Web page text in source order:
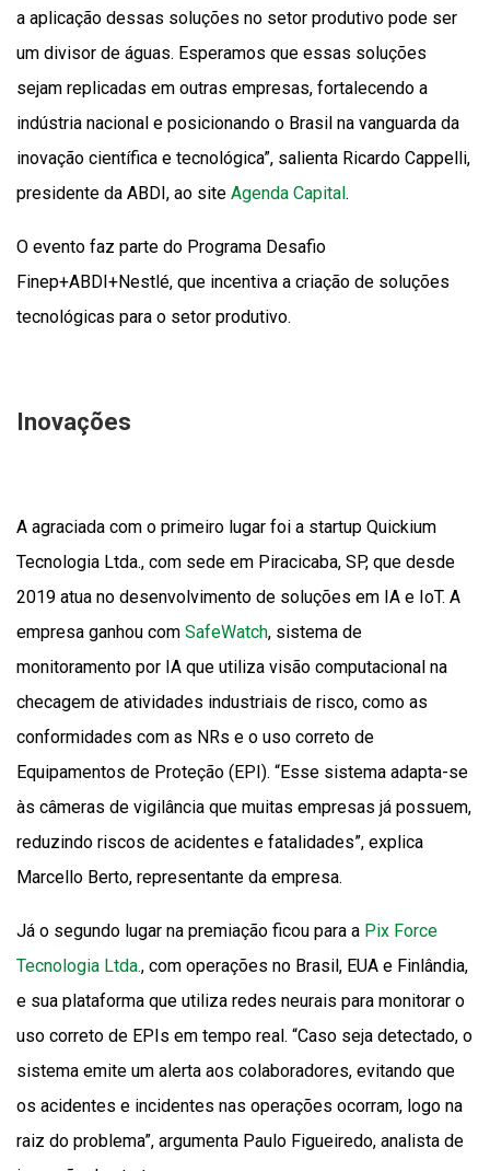
a aplicação dessas soluções no setor produtivo pode ser
um divisor de águas. Esperamos que essas soluções
sejam replicadas em outras empresas, fortalecendo a
indústria nacional e posicionando o Brasil na vanguarda da
inovação científica e tecnológica”, salienta Ricardo Cappelli,
presidente da ABDI, ao site Agenda Capital.
O evento faz parte do Programa Desafio
Finep+ABDI+Nestlé, que incentiva a criação de soluções
tecnológicas para o setor produtivo.
Inovações
A agraciada com o primeiro lugar foi a startup Quickium
Tecnologia Ltda., com sede em Piracicaba, SP, que desde
2019 atua no desenvolvimento de soluções em IA e IoT. A
empresa ganhou com SafeWatch, sistema de
monitoramento por IA que utiliza visão computacional na
checagem de atividades industriais de risco, como as
conformidades com as NRs e o uso correto de
Equipamentos de Proteção (EPI). “Esse sistema adapta-se
às câmeras de vigilância que muitas empresas já possuem,
reduzindo riscos de acidentes e fatalidades”, explica
Marcello Berto, representante da empresa.
Já o segundo lugar na premiação ficou para a Pix Force
Tecnologia Ltda., com operações no Brasil, EUA e Finlândia,
e sua plataforma que utiliza redes neurais para monitorar o
uso correto de EPIs em tempo real. “Caso seja detectado, o
sistema emite um alerta aos colaboradores, evitando que
os acidentes e incidentes nas operações ocorram, logo na
raiz do problema”, argumenta Paulo Figueiredo, analista de